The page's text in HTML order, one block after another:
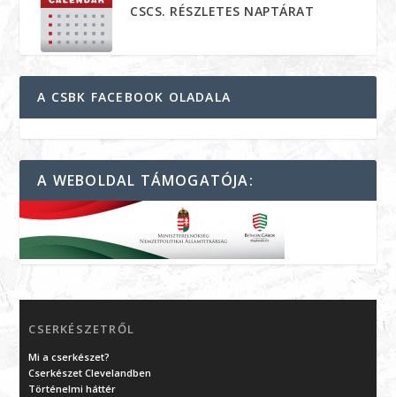
CSCS. RÉSZLETES NAPTÁRAT
A CSBK FACEBOOK OLADALA
A WEBOLDAL TÁMOGATÓJA:
CSERKÉSZETRŐL
Mi a cserkészet?
Cserkészet Clevelandben
Történelmi háttér